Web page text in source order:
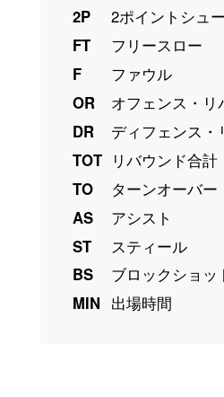
2P
2ポイントシュ
FT
フリースロー
F
ファウル
OR
オフェンス・リ
DR
ディフェンス・
TOT リバウンド合計
TO
ターンオーバー
AS
アシスト
ST
スティール
BS
ブロックショッ
MIN 出場時間